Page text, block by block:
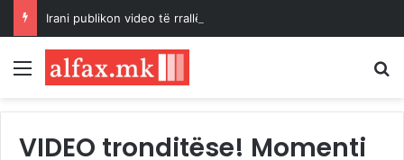
Menu
VIDEO tronditëse! Momenti